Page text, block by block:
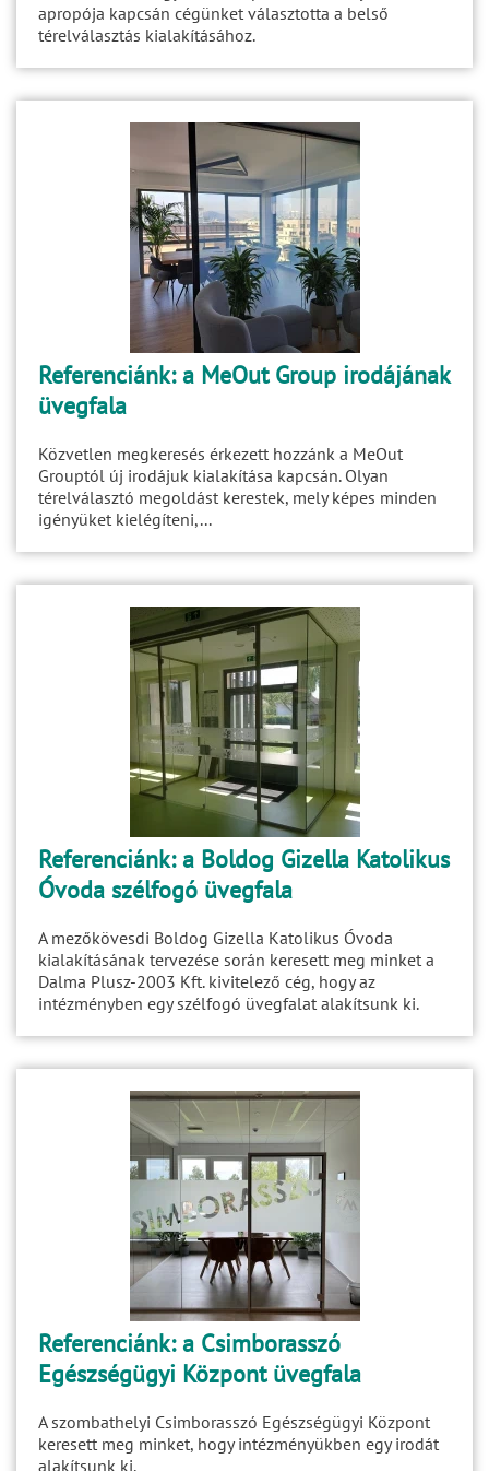
apropója kapcsán cégünket választotta a belső
térelválasztás kialakításához.
Referenciánk: a MeOut Group irodájának
üvegfala
Közvetlen megkeresés érkezett hozzánk a MeOut
Grouptól új irodájuk kialakítása kapcsán. Olyan
térelválasztó megoldást kerestek, mely képes minden
igényüket kielégíteni,...
Referenciánk: a Boldog Gizella Katolikus
Óvoda szélfogó üvegfala
A mezőkövesdi Boldog Gizella Katolikus Óvoda
kialakításának tervezése során keresett meg minket a
Dalma Plusz-2003 Kft. kivitelező cég, hogy az
intézményben egy szélfogó üvegfalat alakítsunk ki.
Referenciánk: a Csimborasszó
Egészségügyi Központ üvegfala
A szombathelyi Csimborasszó Egészségügyi Központ
keresett meg minket, hogy intézményükben egy irodát
alakítsunk ki.